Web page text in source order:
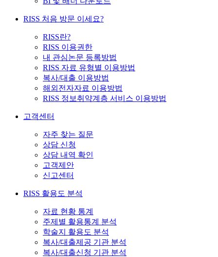
RISS 처음 방문 이세요?
RISS란?
RISS 이용권한
내 관심논문 등록방법
RISS 자료 유형별 이용방법
복사/대출 이용방법
해외전자자료 이용방법
RISS 정보취약계층 서비스 이용방법
고객센터
자주 찾는 질문
상담 신청
상담 내역 확인
고객제안
신고센터
RISS 활용도 분석
자료 현황 통계
주제별 활용통계 분석
학술지 활용도 분석
복사/대출제공 기관 분석
복사/대출신청 기관 분석